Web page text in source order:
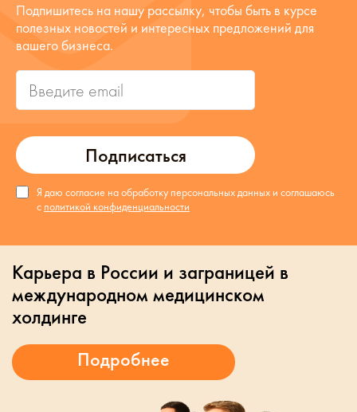
Подписаться
Подпишитесь на нашу рассылку, чтобы быть в курсе
полезных новостей и интересных предложений для
вашего бизнеса.
Я даю согласие на обработку персональных данных и соглашаюсь
с политикой конфиденциальности
Карьера в России и заграницей в
международном медицинском
холдинге